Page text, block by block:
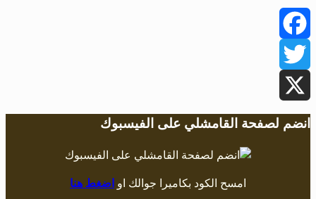
Facebook
Twitter
X
انضم لصفحة القامشلي على الفيسبوك
امسح الكود بكاميرا جوالك او اضغط هنا